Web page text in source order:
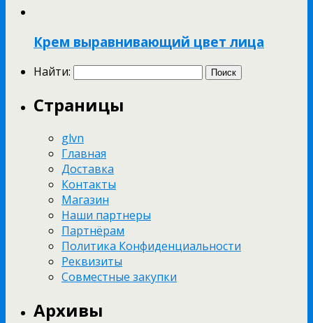
Крем выравнивающий цвет лица
Найти:
Страницы
glvn
Главная
Доставка
Контакты
Магазин
Наши партнеры
Партнёрам
Политика Конфиденциальности
Реквизиты
Совместные закупки
Архивы